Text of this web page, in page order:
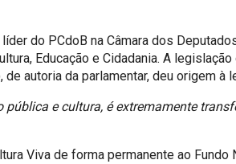
do PCdoB na Câmara dos
Educação e Cidadania. A
autoria da parlamentar, deu origem à
pública e cultura, é extremamente
Viva de forma permanente ao